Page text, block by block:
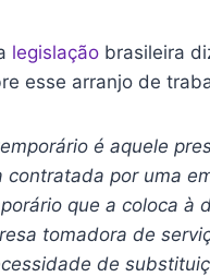
legislação brasileira
esse arranjo de
é aquele
contratada por uma
que a coloca à
tomadora de
de